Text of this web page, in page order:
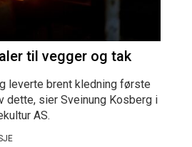
til vegger og tak
leverte brent kledning første
dette, sier Sveinung Kosberg i
AS.